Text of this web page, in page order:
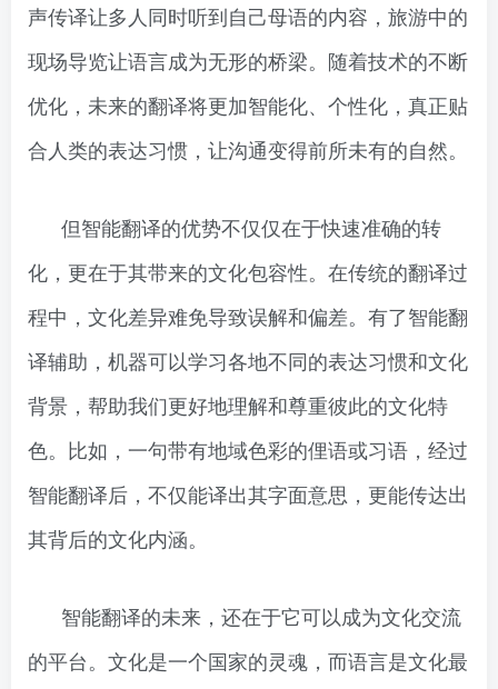
声传译让多人同时听到自己母语的内容，旅游中的
现场导览让语言成为无形的桥梁。随着技术的不断
优化，未来的翻译将更加智能化、个性化，真正贴
合人类的表达习惯，让沟通变得前所未有的自然。
但智能翻译的优势不仅仅在于快速准确的转
化，更在于其带来的文化包容性。在传统的翻译过
程中，文化差异难免导致误解和偏差。有了智能翻
译辅助，机器可以学习各地不同的表达习惯和文化
背景，帮助我们更好地理解和尊重彼此的文化特
色。比如，一句带有地域色彩的俚语或习语，经过
智能翻译后，不仅能译出其字面意思，更能传达出
其背后的文化内涵。
智能翻译的未来，还在于它可以成为文化交流
的平台。文化是一个国家的灵魂，而语言是文化最